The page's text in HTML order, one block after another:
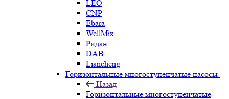
LEO
CNP
Ebara
WellMix
Ридан
DAB
Liancheng
Горизонтальные многоступенчатые насосы
Назад
Горизонтальные многоступенчатые